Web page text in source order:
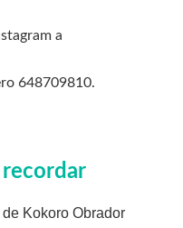
a
648709810.
de Kokoro Obrador